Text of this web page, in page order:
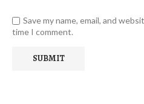
Save my name, email, and
time I comment.